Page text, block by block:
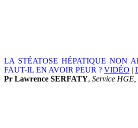
LA STÉATOSE HÉPATIQUE NON
FAUT-IL EN AVOIR PEUR ? VIDÉO |
Pr Lawrence SERFATY, Service